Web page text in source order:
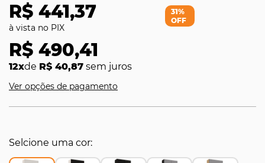
R$ 441,37
R$ 490,41
12xde R$ 40,87 sem juros
31%
OFF
Ver opções de pagamento
Selcione uma cor